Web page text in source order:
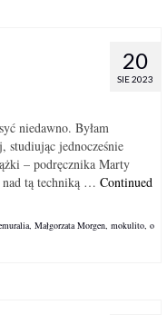
20
SIE 2023
niedawno. Byłam
studiując jednocześnie
– podręcznika Marty
nad tą techniką …Continued
,Małgorzata Morgen,mokulito,o